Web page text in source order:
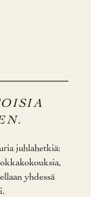
juhlahetkiä:
yhdessä